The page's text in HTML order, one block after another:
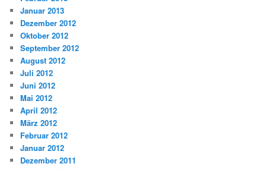
Januar 2013
Dezember 2012
Oktober 2012
September 2012
August 2012
Juli 2012
Juni 2012
Mai 2012
April 2012
März 2012
Februar 2012
Januar 2012
Dezember 2011